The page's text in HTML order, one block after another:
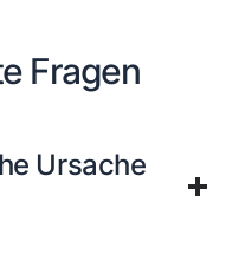
Fragen
Ursache